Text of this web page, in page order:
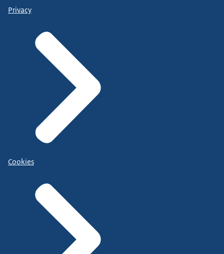
Privacy
Cookies